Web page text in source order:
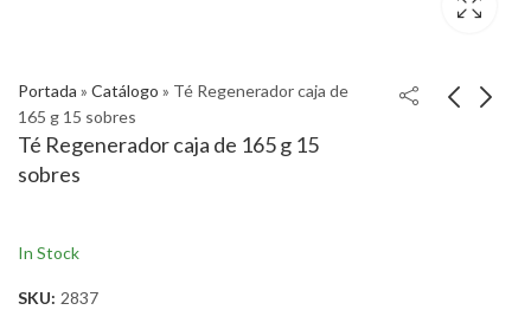
Portada » Catálogo » Té Regenerador caja de
165 g 15 sobres
Té Regenerador caja de 165 g 15
sobres
In Stock
SKU: 2837